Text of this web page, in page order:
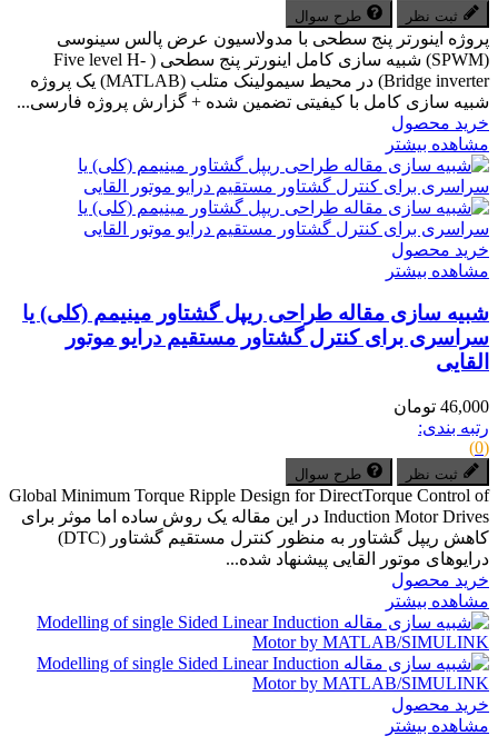
ثبت نظر طرح سوال
پروژه اینورتر پنج سطحی با مدولاسیون عرض پالس سینوسی
(SPWM) شبیه سازی کامل اینورتر پنج سطحی ( Five level H-
Bridge inverter) در محیط سیمولینک متلب (MATLAB) یک پروژه
شبیه سازی کامل با کیفیتی تضمین شده + گزارش پروژه فارسی...
خرید محصول
مشاهده بیشتر
خرید محصول
مشاهده بیشتر
شبیه سازی مقاله طراحی ریپل گشتاور مینیمم (کلی) یا
سراسری برای کنترل گشتاور مستقیم درایو موتور
القایی
46,000 تومان
رتبه بندی:
(0)
ثبت نظر طرح سوال
Global Minimum Torque Ripple Design for DirectTorque Control of
Induction Motor Drives در این مقاله یک روش ساده اما موثر برای
کاهش ریپل گشتاور به منظور کنترل مستقیم گشتاور (DTC)
درایوهای موتور القایی پیشنهاد شده...
خرید محصول
مشاهده بیشتر
خرید محصول
مشاهده بیشتر